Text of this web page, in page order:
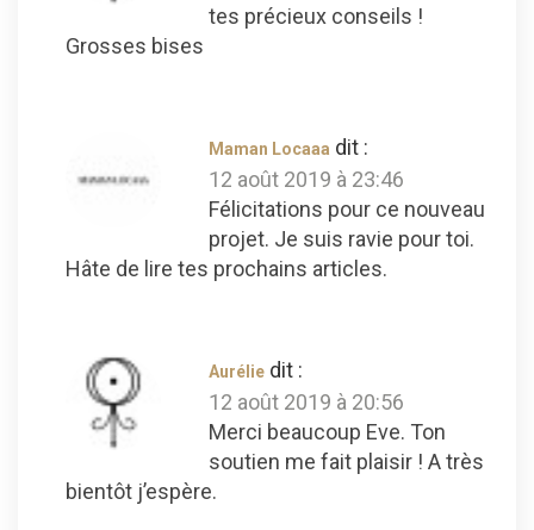
tes précieux conseils !
Grosses bises
Maman Locaaa dit :
12 août 2019 à 23:46
Félicitations pour ce nouveau
projet. Je suis ravie pour toi.
Hâte de lire tes prochains articles.
Aurélie dit :
12 août 2019 à 20:56
Merci beaucoup Eve. Ton
soutien me fait plaisir ! A très
bientôt j’espère.